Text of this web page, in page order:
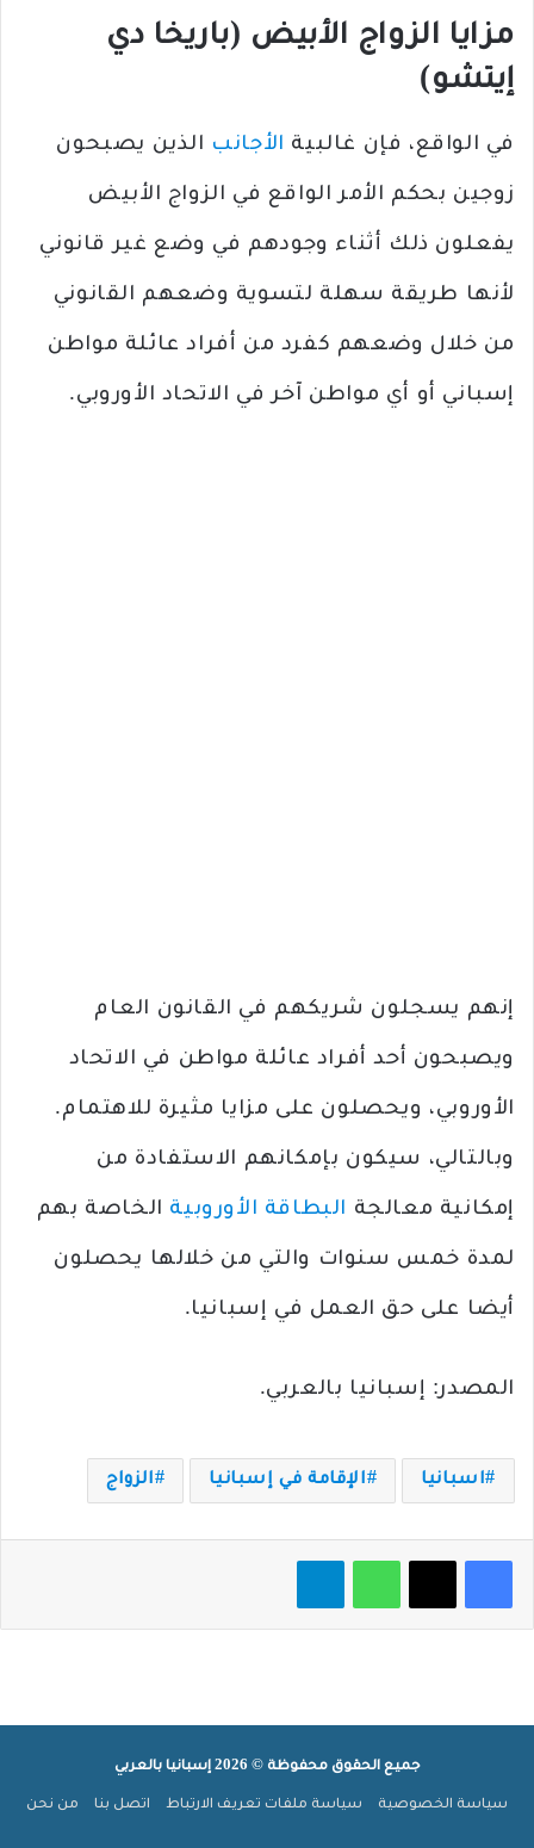
مزايا الزواج الأبيض (باريخا دي
إيتشو)
في الواقع، فإن غالبية الأجانب الذين يصبحون
زوجين بحكم الأمر الواقع في الزواج الأبيض
يفعلون ذلك أثناء وجودهم في وضع غير قانوني
لأنها طريقة سهلة لتسوية وضعهم القانوني
من خلال وضعهم كفرد من أفراد عائلة مواطن
إسباني أو أي مواطن آخر في الاتحاد الأوروبي.
إنهم يسجلون شريكهم في القانون العام
ويصبحون أحد أفراد عائلة مواطن في الاتحاد
الأوروبي، ويحصلون على مزايا مثيرة للاهتمام.
وبالتالي، سيكون بإمكانهم الاستفادة من
إمكانية معالجة البطاقة الأوروبية الخاصة بهم
لمدة خمس سنوات والتي من خلالها يحصلون
أيضا على حق العمل في إسبانيا.
المصدر: إسبانيا بالعربي.
اسبانيا الإقامة في إسبانيا الزواج
فيسبوك‫X واتساب تيلقرام
جميع الحقوق محفوظة © 2026 إسبانيا بالعربي
سياسة الخصوصية سياسة ملفات تعريف الارتباط اتصل بنا من نحن